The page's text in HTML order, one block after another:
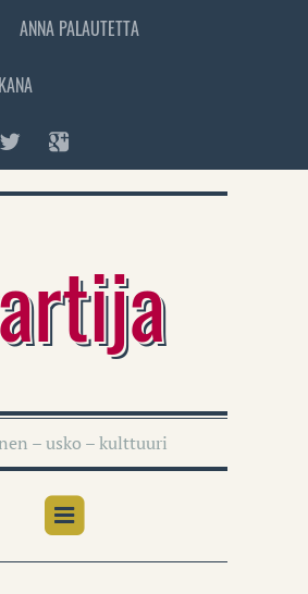
ANNA PALAUTETTA
– usko – kulttuuri